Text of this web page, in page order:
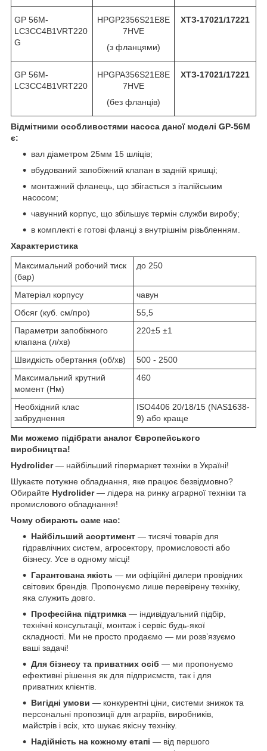
GP 56M-
LC3CC4B1VRT220
G
HPGP2356S21E8E
7HVE
(з фланцями)
ХТЗ-17021/17221
GP 56M-
LC3CC4B1VRT220
HPGPA356S21E8E
7HVE
(без фланців)
ХТЗ-17021/17221
Відмітними особливостями насоса даної моделі GP-56M
є:
вал діаметром 25мм 15 шліців;
вбудований запобіжний клапан в задній кришці;
монтажний фланець, що збігається з італійським
насосом;
чавунний корпус, що збільшує термін служби виробу;
в комплекті є готові фланці з внутрішнім різьбленням.
Характеристика
Максимальний робочий тиск
(бар)
до 250
Матеріал корпусу
чавун
Обсяг (куб. см/про)
55,5
Параметри запобіжного
клапана (л/хв)
220±5 ±1
Швидкість обертання (об/хв)
500 - 2500
Максимальний крутний
момент (Нм)
460
Необхідний клас
забруднення
ISO4406 20/18/15 (NAS1638-
9) або краще
Ми можемо підібрати аналог Європейського
виробництва!
Hydrolider— найбільший гіпермаркет техніки в Україні!
Шукаєте потужне обладнання, яке працює безвідмовно?
Обирайте Hydrolider— лідера на ринку аграрної техніки та
промислового обладнання!
Чому обирають саме нас:
Найбільший асортимент — тисячі товарів для
гідравлічних систем, агросектору, промисловості або
бізнесу. Усе в одному місці!
Гарантована якість — ми офіційні дилери провідних
світових брендів. Пропонуємо лише перевірену техніку,
яка служить довго.
Професійна підтримка — індивідуальний підбір,
технічні консультації, монтаж і сервіс будь-якої
складності. Ми не просто продаємо — ми розв’язуємо
ваші задачі!
Для бізнесу та приватних осіб — ми пропонуємо
ефективні рішення як для підприємств, так і для
приватних клієнтів.
Вигідні умови — конкурентні ціни, системи знижок та
персональні пропозиції для аграріїв, виробників,
майстрів і всіх, хто шукає якісну техніку.
Надійність на кожному етапі — від першого